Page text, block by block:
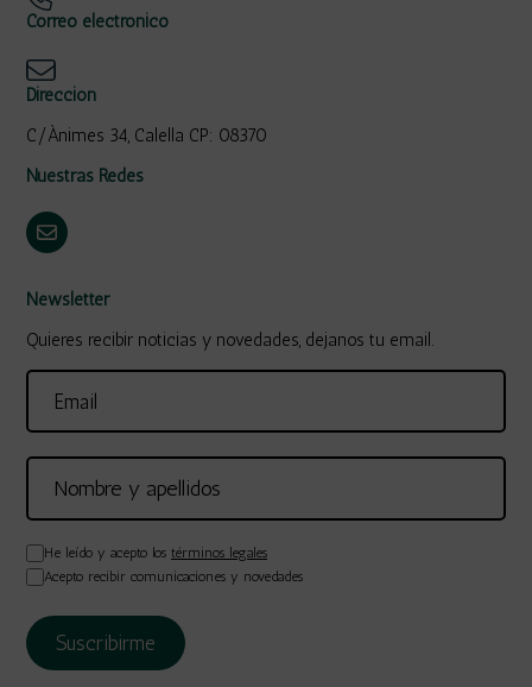
Correo electrónico
Dirección
C/Ànimes 34, Calella CP: 08370
Nuestras Redes
Newsletter
Quieres recibir noticias y novedades, dejanos tu email.
He leído y acepto los términos legales
Acepto recibir comunicaciones y novedades